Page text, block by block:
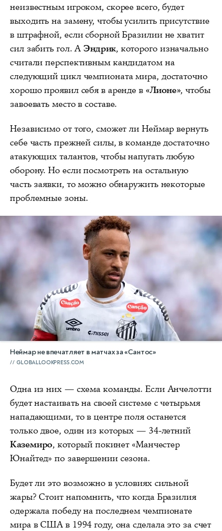
неизвестным игроком, скорее всего, будет
выходить на замену, чтобы усилить присутствие
в штрафной, если сборной Бразилии не хватит
сил забить гол. А Эндрик, которого изначально
считали перспективным кандидатом на
следующий цикл чемпионата мира, достаточно
хорошо проявил себя в аренде в «Лионе», чтобы
завоевать место в составе.
Независимо от того, сможет ли Неймар вернуть
себе часть прежней силы, в команде достаточно
атакующих талантов, чтобы напугать любую
оборону. Но если посмотреть на остальную
часть заявки, то можно обнаружить некоторые
проблемные зоны.
Неймар не впечатляет в матчах за «Сантос»
GLOBALLOOKPRESS.COM
Одна из них — схема команды. Если Анчелотти
будет настаивать на своей системе с четырьмя
нападающими, то в центре поля останется
только двое, один из которых — 34-летний
Каземиро, который покинет «Манчестер
Юнайтед» по завершении сезона.
Будет ли это возможно в условиях сильной
жары? Стоит напомнить, что когда Бразилия
одержала победу на последнем чемпионате
мира в США в 1994 году, она сделала это за счет